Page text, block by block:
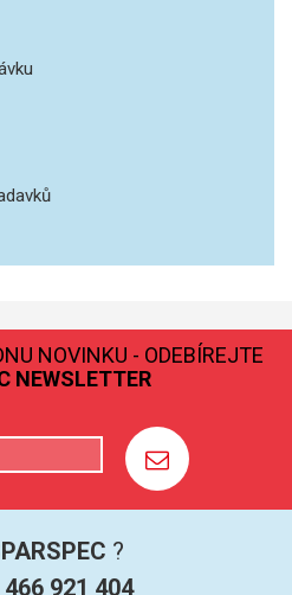
MS
NOVINKU - ODEBÍREJTE
NEWSLETTER
?
466 921 404